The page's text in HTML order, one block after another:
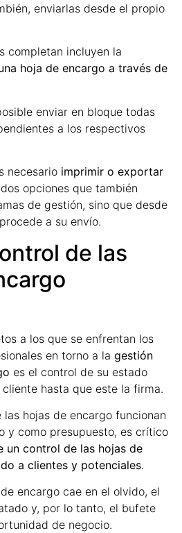
enviarlas desde el propio
completan incluyen la
hoja de encargo a través de
enviar en bloque todas
a los respectivos
necesario imprimir o exportar
opciones que también
de gestión, sino que desde
a su envío.
de las
a los que se enfrentan los
en torno a la gestión
es el control de su estado
hasta que este la firma.
hojas de encargo funcionan
y como presupuesto, es crítico
un control de las hojas de
a clientes y potenciales.
encargo cae en el olvido, el
y, por lo tanto, el bufete
de negocio.